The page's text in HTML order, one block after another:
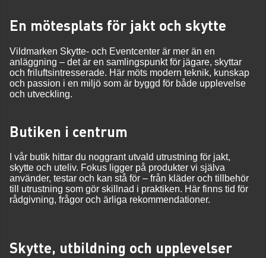
En mötesplats för jakt och skytte
Vildmarken Skytte- och Eventcenter är mer än en
anläggning – det är en samlingspunkt för jägare, skyttar
och friluftsintresserade. Här möts modern teknik, kunskap
och passion i en miljö som är byggd för både upplevelse
och utveckling.
Butiken i centrum
I vår butik hittar du noggrant utvald utrustning för jakt,
skytte och uteliv. Fokus ligger på produkter vi själva
använder, testar och kan stå för – från kläder och tillbehör
till utrustning som gör skillnad i praktiken. Här finns tid för
rådgivning, frågor och ärliga rekommendationer.
Skytte, utbildning och upplevelser